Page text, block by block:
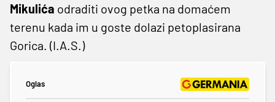
Mikulića odraditi ovog petka na domaćem
terenu kada im u goste dolazi petoplasirana
Gorica. (I.A.S.)
Oglas